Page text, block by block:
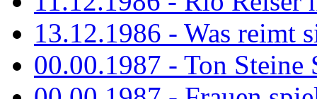
13.12.1986 - Was reimt
00.00.1987 - Ton Steine